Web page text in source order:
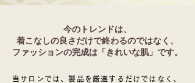
今のトレンドは、
着こなしの良さだけで終わるのではなく、
ファッションの完成は「きれいな肌」です。
当サロンでは、製品を厳選するだけではなく、